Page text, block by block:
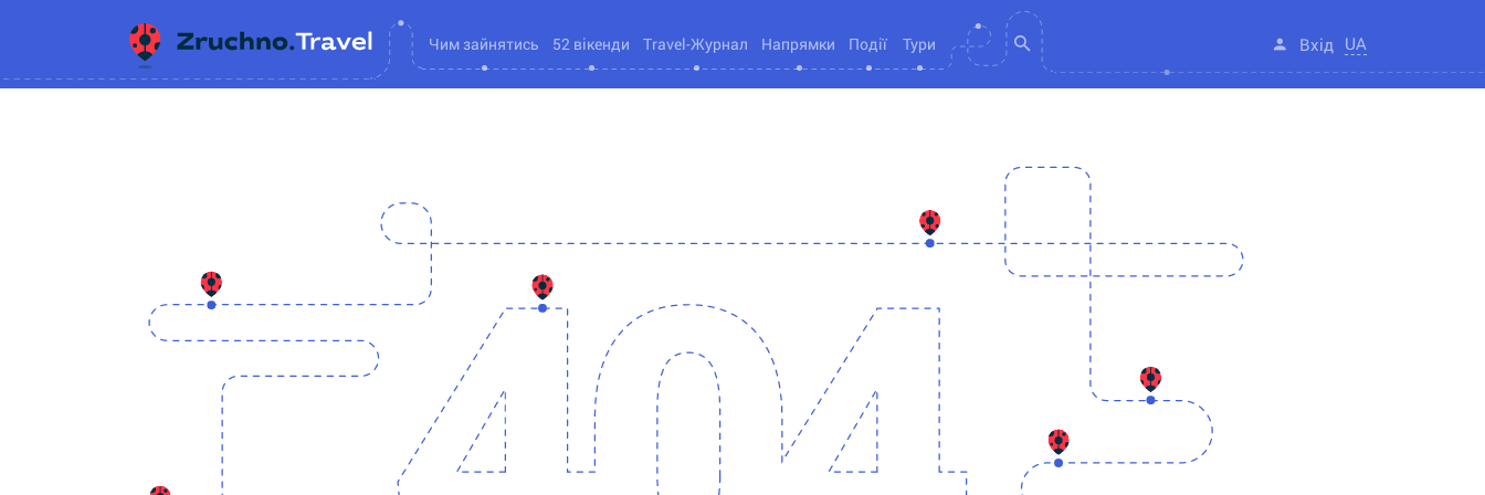
Чим зайнятись 52 вікенди Travel-Журнал Напрямки Події Тури Вхід UA